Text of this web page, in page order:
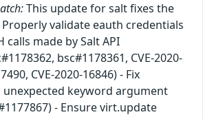
This update for salt fixes the
validate eauth credentials
calls made by Salt API
bsc#1178361, CVE-2020-
CVE-2020-16846) - Fix
keyword argument
- Ensure virt.update